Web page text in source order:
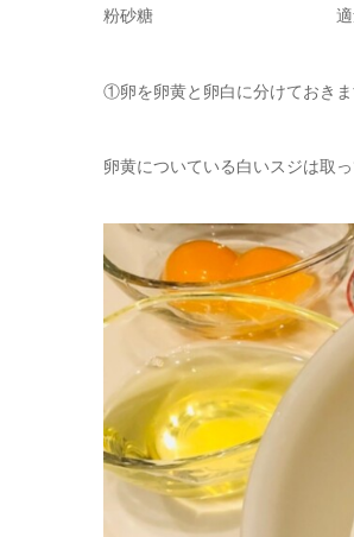
粉砂糖 適
①卵を卵黄と卵白に分けておきま
卵黄についている白いスジは取っ